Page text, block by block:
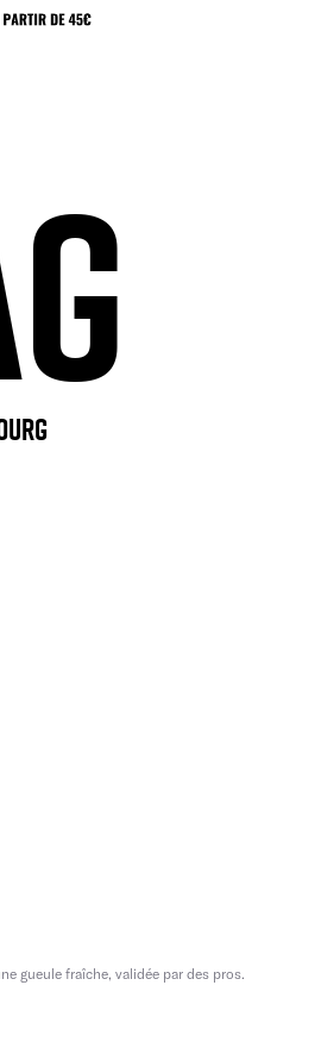
gueule fraîche, validée par des pros.